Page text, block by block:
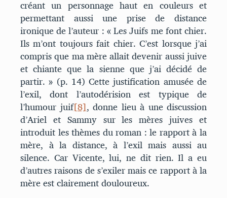
créant un personnage haut en couleurs et
permettant aussi une prise de distance
ironique de l’auteur : « Les Juifs me font chier.
Ils m’ont toujours fait chier. C’est lorsque j’ai
compris que ma mère allait devenir aussi juive
et chiante que la sienne que j’ai décidé de
partir. » (p. 14) Cette justification amusée de
l’exil, dont l’autodérision est typique de
l’humour juif[8], donne lieu à une discussion
d’Ariel et Sammy sur les mères juives et
introduit les thèmes du roman : le rapport à la
mère, à la distance, à l’exil mais aussi au
silence. Car Vicente, lui, ne dit rien. Il a eu
d’autres raisons de s’exiler mais ce rapport à la
mère est clairement douloureux.